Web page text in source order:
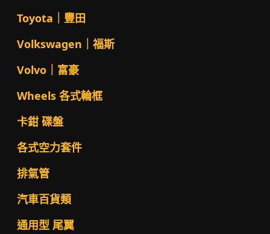
Toyota｜豐田
Volkswagen｜福斯
Volvo｜富豪
Wheels 各式輪框
卡鉗 碟盤
各式空力套件
排氣管
汽車百貨類
通用型 尾翼